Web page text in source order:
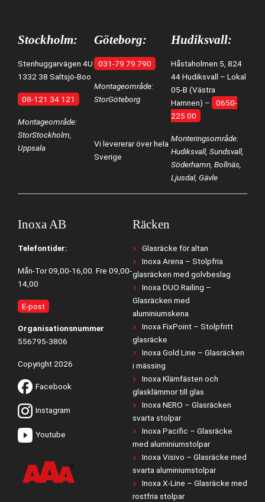
Stockholm:
Stenhuggarvägen 4U
1332 38 Saltsjö-Boo
08-121 34 121
Montageområde:
StorStockholm,
Uppsala
Göteborg:
031-79 79 790
Montageområde:
StorGöteborg
Vi levererar över hela
Sverige
Hudiksvall:
Håstaholmen 5, 824
44 Hudiksvall – Lokal
05-B (Västra
Hamnen) –
0650-
225 00
Monteringsområde:
Hudiksvall, Sundsvall,
Söderhamn, Bollnäs,
Ljusdal, Gävle
Inoxa AB
Telefontider:
Mån-Tor 09,00-16,00. Fre 09,00-
14,00
E-post
Organisationsnummer
556795-3806
Copyright 2026
Facebook
Instagram
Youtube
Räcken
Glasräcke för altan
Inoxa Arena – Stolpfria
glasräcken med golvbeslag
Inoxa DUO Railing –
Glasräcken med
aluminiumskena
Inoxa FixPoint – Stolpfritt
glasräcke
Inoxa Gold Line – Glasräcken
i mässing
Inoxa Klämfästen och
glasklämmor till glas
Inoxa NERO – Glasräcken
svarta stolpar
Inoxa Pacific – Glasräcke
med aluminiumstolpar
Inoxa Visivo – Glasräcke med
svarta aluminiumstolpar
Inoxa X-Line – Glasräcke med
rostfria stolpar